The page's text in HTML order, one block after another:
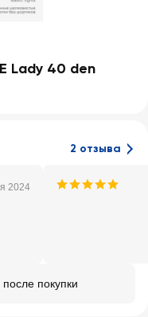
Lady 40 den
2 отзыва
2024
покупки